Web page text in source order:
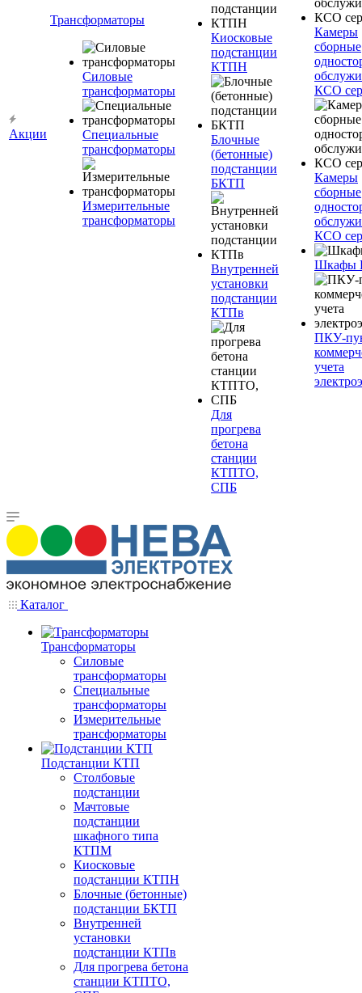
Акции
Трансформаторы
Силовые
трансформаторы
Специальные
трансформаторы
Измерительные
трансформаторы
Киосковые
подстанции
КТПН
Блочные
(бетонные)
подстанции
БКТП
Внутренней
установки
подстанции
КТПв
Для
прогрева
бетона
станции
КТПТО,
СПБ
Камеры
сборные
КСО
Камеры
сборные
КСО
Шкафы
ПКУ-
учета
Каталог
Трансформаторы
Силовые
трансформаторы
Специальные
трансформаторы
Измерительные
трансформаторы
Подстанции КТП
Столбовые
подстанции
Мачтовые
подстанции
шкафного типа
КТПМ
Киосковые
подстанции КТПН
Блочные (бетонные)
подстанции БКТП
Внутренней
установки
подстанции КТПв
Для прогрева бетона
станции КТПТО,